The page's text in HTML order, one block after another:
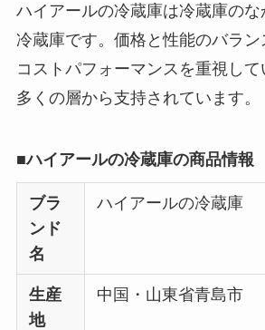
ハイアールの冷蔵庫は冷蔵庫の
冷蔵庫です。価格と性能のバラン
コストパフォーマンスを重視して
多くの層から支持されています。
■ハイアールの冷蔵庫の商品情報
ブラ
ンド
名
ハイアールの冷蔵庫
生産
地
中国・山東省青島市